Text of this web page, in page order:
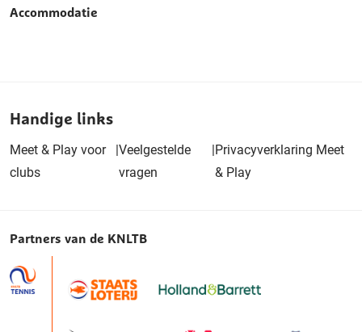
Accommodatie
Handige links
Meet & Play voor
clubs
|Veelgestelde
vragen
|Privacyverklaring Meet
& Play
Partners van de KNLTB